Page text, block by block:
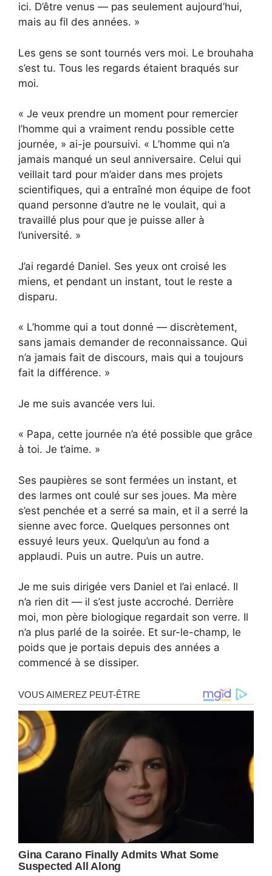
ici. D’être venus — pas seulement aujourd’hui,
mais au fil des années. »
Les gens se sont tournés vers moi. Le brouhaha
s’est tu. Tous les regards étaient braqués sur
moi.
« Je veux prendre un moment pour remercier
l’homme qui a vraiment rendu possible cette
journée, » ai-je poursuivi. « L’homme qui n’a
jamais manqué un seul anniversaire. Celui qui
veillait tard pour m’aider dans mes projets
scientifiques, qui a entraîné mon équipe de foot
quand personne d’autre ne le voulait, qui a
travaillé plus pour que je puisse aller à
l’université. »
J’ai regardé Daniel. Ses yeux ont croisé les
miens, et pendant un instant, tout le reste a
disparu.
« L’homme qui a tout donné — discrètement,
sans jamais demander de reconnaissance. Qui
n’a jamais fait de discours, mais qui a toujours
fait la différence. »
Je me suis avancée vers lui.
« Papa, cette journée n’a été possible que grâce
à toi. Je t’aime. »
Ses paupières se sont fermées un instant, et
des larmes ont coulé sur ses joues. Ma mère
s’est penchée et a serré sa main, et il a serré la
sienne avec force. Quelques personnes ont
essuyé leurs yeux. Quelqu’un au fond a
applaudi. Puis un autre. Puis un autre.
Je me suis dirigée vers Daniel et l’ai enlacé. Il
n’a rien dit — il s’est juste accroché. Derrière
moi, mon père biologique regardait son verre. Il
n’a plus parlé de la soirée. Et sur-le-champ, le
poids que je portais depuis des années a
commencé à se dissiper.